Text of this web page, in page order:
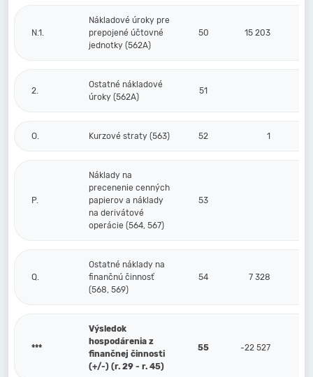
N.1.
Nákladové úroky pre
prepojené účtovné
jednotky (562A)
50 15 203
2.
Ostatné nákladové
úroky (562A)
51
O. Kurzové straty (563) 52 1
P.
Náklady na
precenenie cenných
papierov a náklady
na derivátové
operácie (564, 567)
53
Q.
Ostatné náklady na
finančnú činnosť
(568, 569)
54 7 328
***
Výsledok
hospodárenia z
finančnej činnosti
(+/-) (r. 29 - r. 45)
55 -22 527